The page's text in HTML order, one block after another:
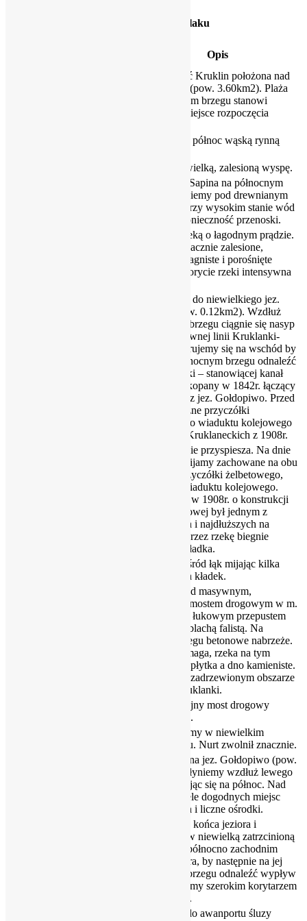
Szczegółowy opis szlaku
Opis
Miejscowość Kruklin położona nad
jez. Kruklin (pow. 3.60km2). Plaża
na wschodnim brzegu stanowi
doskonałe miejsce rozpoczęcia
Płyniemy na północ wąską rynną
Mijamy niewielką, zalesioną wyspę.
Wypływ rz. Sapina na północnym
brzegu. Płyniemy pod drewnianym
mostkiem. Przy wysokim stanie wód
może być konieczność przenoski.
Płyniemy rzeką o łagodnym prądzie.
Brzegi nieznacznie zalesione,
częściowo bagniste i porośnięte
trzciną. W korycie rzeki intensywna
Dopływamy do niewielkiego jez.
Patelnia (pow. 0.12km2). Wzdłuż
północnego brzegu ciągnie się nasyp
kolejowy dawnej linii Kruklanki-
Olecko. Kierujemy się na wschód by
zaraz na północnym brzegu odnaleźć
wypływ rzeki – stanowiącej kanał
Sapiny przekopany w 1842r. łączący
jez. Kruklin z jez. Gołdopiwo. Przed
nami widoczne przyczółki
wysadzonego wiaduktu kolejowego
w Grądach Kruklaneckich z 1908r.
Nurt wyraźnie przyspiesza. Na dnie
kamienie. Mijamy zachowane na obu
brzegach przyczółki żelbetowego,
łukowego wiaduktu kolejowego.
Zbudowany w 1908r. o konstrukcji
pięcioprzęsłowej był jednym z
najwyższych i najdłuższych na
Mazurach. Przez rzekę biegnie
drewniana kładka.
Płyniemy wśród łąk mijając kilka
drewnianych kładek.
Płyniemy pod masywnym,
kamiennym mostem drogowym w m.
Kruklanki, z łukowym przepustem
sklepionym blachą falistą. Na
prawym brzegu betonowe nabrzeże.
Nurt się wzmaga, rzeka na tym
odcinku jest płytka a dno kamieniste.
Płyniemy w zadrzewionym obszarze
przez m. Kruklanki.
Mijamy kolejny most drogowy
m.Kruklanki.
Dalej płyniemy w niewielkim
zadrzewieniu. Nurt zwolnił znacznie.
Wpływamy na jez. Gołdopiwo (pow.
9.00km2). Płyniemy wzdłuż lewego
brzegu kierując się na północ. Nad
jeziorem wiele dogodnych miejsc
biwakowych i liczne ośrodki.
Płyniemy do końca jeziora i
wpływamy w niewielką zatrzcinioną
zatoczkę w północno zachodnim
krańcu jeziora, by następnie na jej
północnym brzegu odnaleźć wypływ
rzeki. Płyniemy szerokim korytarzem
wśród trzcin.
Docieramy do awanportu śluzy